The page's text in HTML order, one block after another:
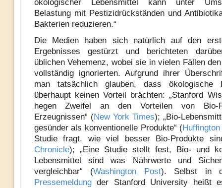
ökologischer Lebensmittel kann unter
Belastung mit Pestizidrückständen und
Bakterien reduzieren.“
Die Medien haben sich natürlich auf den
Ergebnisses gestürzt und berichteten
üblichen Vehemenz, wobei sie in vielen Fällen
vollständig ignorierten. Aufgrund ihrer
man tatsächlich glauben, dass ökologische
überhaupt keinen Vorteil brächten: „Stanford
hegen Zweifel an den Vorteilen von Bio-
Erzeugnissen“ (New York Times); „Bio-
gesünder als konventionelle Produkte“ (
Studie fragt, wie viel besser Bio-Produkte
Chronicle); „Eine Studie stellt fest, Bio- und
Lebensmittel sind was Nährwerte und
vergleichbar“ (Washington Post). Selbst in
Pressemeldungder Stanford University heißt